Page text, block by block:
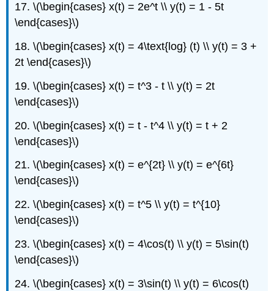
17.\(\begin{cases} x(t) = 2e^t \\ y(t) = 1 - 5t
\end{cases}\)
18.\(\begin{cases} x(t) = 4\text{log} (t) \\ y(t) = 3 +
2t \end{cases}\)
19.\(\begin{cases} x(t) = t^3 - t \\ y(t) = 2t
\end{cases}\)
20.\(\begin{cases} x(t) = t - t^4 \\ y(t) = t + 2
\end{cases}\)
21.\(\begin{cases} x(t) = e^{2t} \\ y(t) = e^{6t}
\end{cases}\)
22.\(\begin{cases} x(t) = t^5 \\ y(t) = t^{10}
\end{cases}\)
23.\(\begin{cases} x(t) = 4\cos(t) \\ y(t) = 5\sin(t)
\end{cases}\)
24.\(\begin{cases} x(t) = 3\sin(t) \\ y(t) = 6\cos(t)